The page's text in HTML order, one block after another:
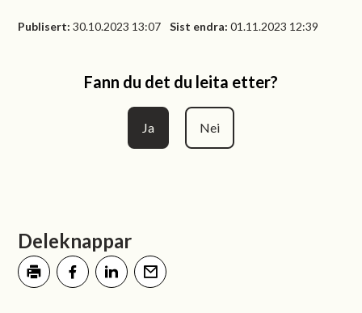
Publisert 30.10.2023 13:07 Sist endra 01.11.2023 12:39
Fann du det du leita etter?
Ja Nei
Deleknappar